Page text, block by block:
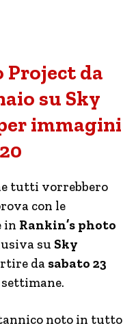
Project da
su Sky
immagini
tutti vorrebbero
con le
in Rankin’s photo
su Sky
da sabato 23
noto in tutto